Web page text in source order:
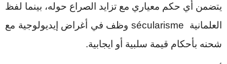
يتضمن أي حكم معياري مع تزايد الصراع حوله، بينما لفظ
العلمانية
sécularisme وظف في أغراض إيديولوجية مع
شحنه بأحكام قيمة سلبية أو ايجابية.